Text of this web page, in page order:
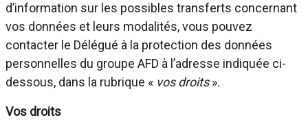
d’information sur les possibles transferts concernant
vos données et leurs modalités, vous pouvez
contacter le Délégué à la protection des données
personnelles du groupe AFD à l’adresse indiquée ci-
dessous, dans la rubrique « vos droits».
Vos droits